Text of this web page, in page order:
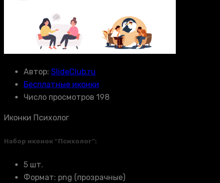
Автор: SlideClub.ru
Бесплатные иконки
Число просмотров 198
Иконки Психолог
Набор иконок “Психолог”:
5 шт.
Формат: png (прозрачные)